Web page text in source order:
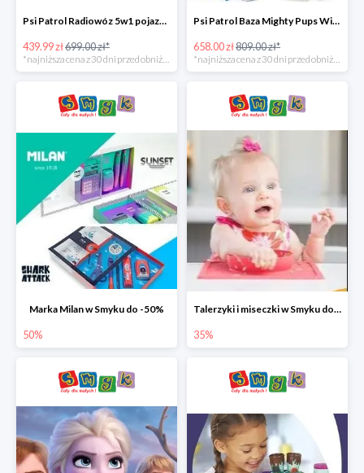
Psi Patrol Radiowóz 5w1 pojazd ratunkowy z figurką Chase'a -37%
439.99 zł699.00 zł*
Psi Patrol Baza Mighty Pups Wieża obserwacyjna+pojazd z figurką -19%
658.00 zł809.00 zł*
Marka Milan w Smyku do -50%
50%
Talerzyki i miseczki w Smyku do -35%
35%